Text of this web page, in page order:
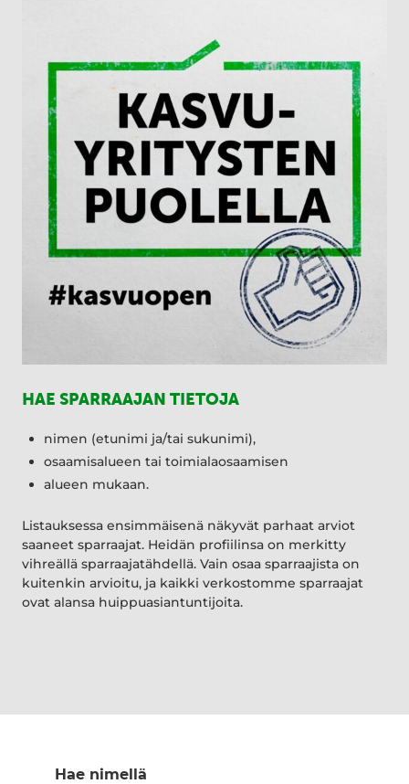
HAE SPARRAAJAN TIETOJA
nimen (etunimi ja/tai sukunimi),
osaamisalueen tai toimialaosaamisen
alueen mukaan.
Listauksessa ensimmäisenä näkyvät parhaat arviot
saaneet sparraajat. Heidän profiilinsa on merkitty
vihreällä sparraajatähdellä. Vain osaa sparraajista on
kuitenkin arvioitu, ja kaikki verkostomme sparraajat
ovat alansa huippuasiantuntijoita.
Hae nimellä